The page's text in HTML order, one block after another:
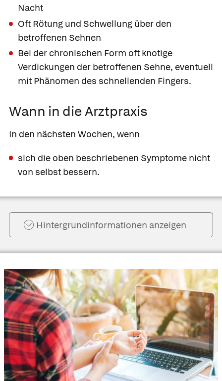
Nacht
Oft Rötung und Schwellung über den
betroffenen Sehnen
Bei der chronischen Form oft knotige
Verdickungen der betroffenen Sehne, eventuell
mit Phänomen des schnellenden Fingers.
Wann in die Arztpraxis
In den nächsten Wochen, wenn
sich die oben beschriebenen Symptome nicht
von selbst bessern.
Hintergrund­informationen anzeigen